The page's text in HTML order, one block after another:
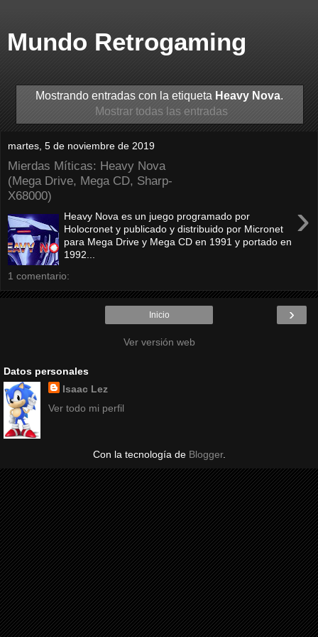
Mundo Retrogaming
Mostrando entradas con la etiqueta Heavy Nova.
Mostrar todas las entradas
martes, 5 de noviembre de 2019
Mierdas Míticas: Heavy Nova
(Mega Drive, Mega CD, Sharp-
X68000)
›
Heavy Nova es un juego programado por
Holocronet y publicado y distribuido por Micronet
para Mega Drive y Mega CD en 1991 y portado en
1992...
1 comentario:
›
Inicio
Ver versión web
Datos personales
Isaac Lez
Ver todo mi perfil
Con la tecnología de Blogger.